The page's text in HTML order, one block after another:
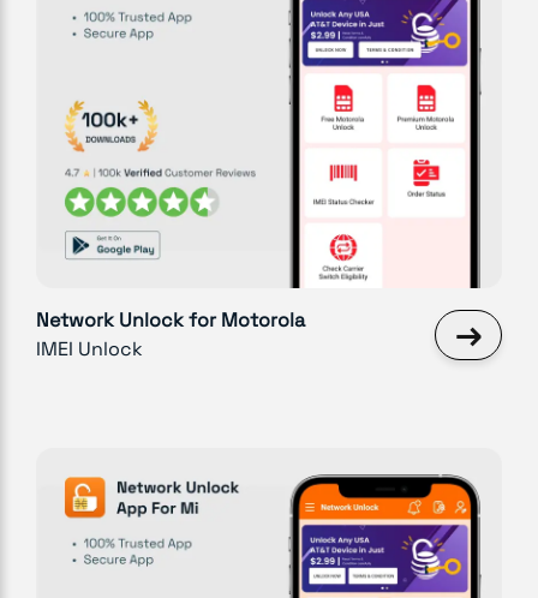
Network Unlock for Motorola
IMEI Unlock
→